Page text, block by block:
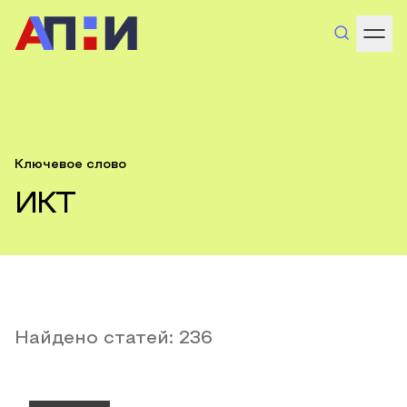
Ключевое слово
ИКТ
Найдено статей: 236